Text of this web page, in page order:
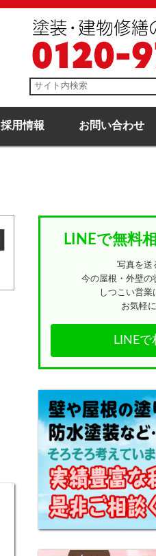
採用情報 お問い合わせ
LINEで無料
写真を送
今の屋根・外壁の
しつこい営業
お気軽
LINEで